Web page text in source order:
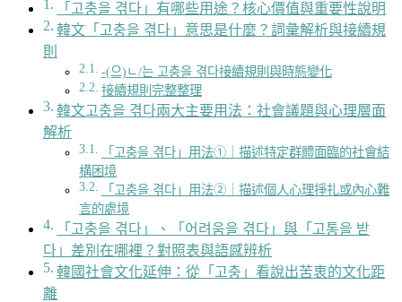
「고충을 겪다」有哪些用途？核心價值與重要性說明
韓文「고충을 겪다」意思是什麼？詞彙解析與接續規
則
-(으)ㄴ/는 고충을 겪다接續規則與時態變化
接續規則完整整理
韓文고충을 겪다兩大主要用法：社會議題與心理層面
解析
「고충을 겪다」用法①｜描述特定群體面臨的社會結
構困境
「고충을 겪다」用法②｜描述個人心理掙扎或內心難
言的處境
「고충을 겪다」、「어려움을 겪다」與「고통을 받
다」差別在哪裡？對照表與語感辨析
韓國社會文化延伸：從「고충」看說出苦衷的文化距
離